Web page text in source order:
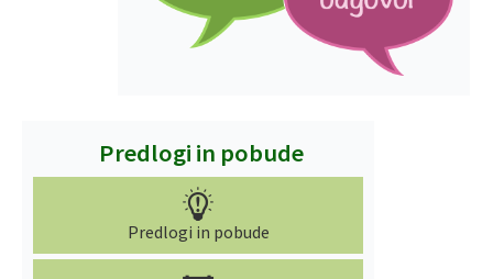
Predlogi in pobude
Predlogi in pobude